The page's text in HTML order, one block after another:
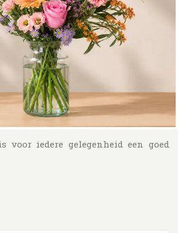
voor iedere gelegenheid een goed